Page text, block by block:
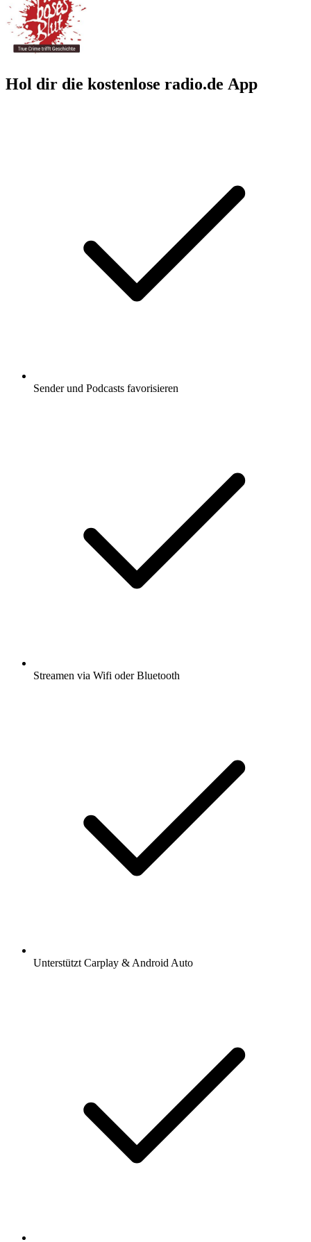
Hol dir die kostenlose radio.de App
Sender und Podcasts favorisieren
Streamen via Wifi oder Bluetooth
Unterstützt Carplay & Android Auto